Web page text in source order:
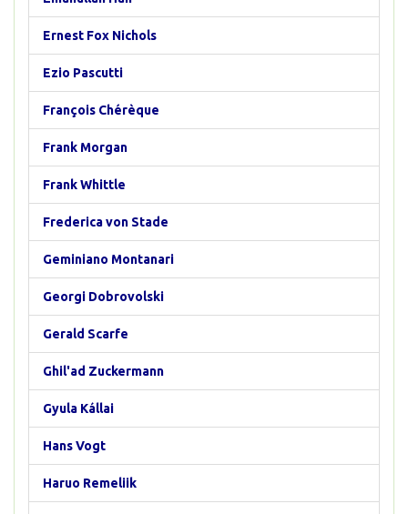
Ernest Fox Nichols
Ezio Pascutti
François Chérèque
Frank Morgan
Frank Whittle
Frederica von Stade
Geminiano Montanari
Georgi Dobrovolski
Gerald Scarfe
Ghil'ad Zuckermann
Gyula Kállai
Hans Vogt
Haruo Remeliik